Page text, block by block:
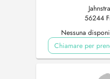
56244
Nessuna
Chiamare per